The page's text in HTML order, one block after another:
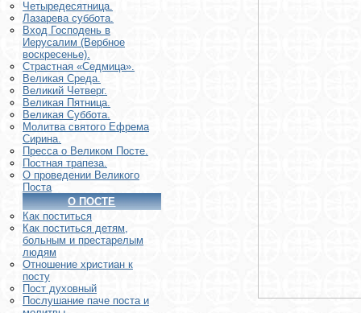
Четыредесятница.
Лазарева суббота.
Вход Господень в
Иерусалим (Вербное
воскресенье).
Страстная «Седмица».
Великая Среда.
Великий Четверг.
Великая Пятница.
Великая Суббота.
Молитва святого Ефрема
Сирина.
Пресса о Великом Посте.
Постная трапеза.
О проведении Великого
Поста
О ПОСТЕ
Как поститься
Как поститься детям,
больным и престарелым
людям
Отношение христиан к
посту
Пост духовный
Послушание паче поста и